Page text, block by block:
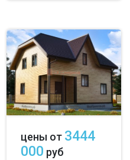
цены от 3444
000 руб